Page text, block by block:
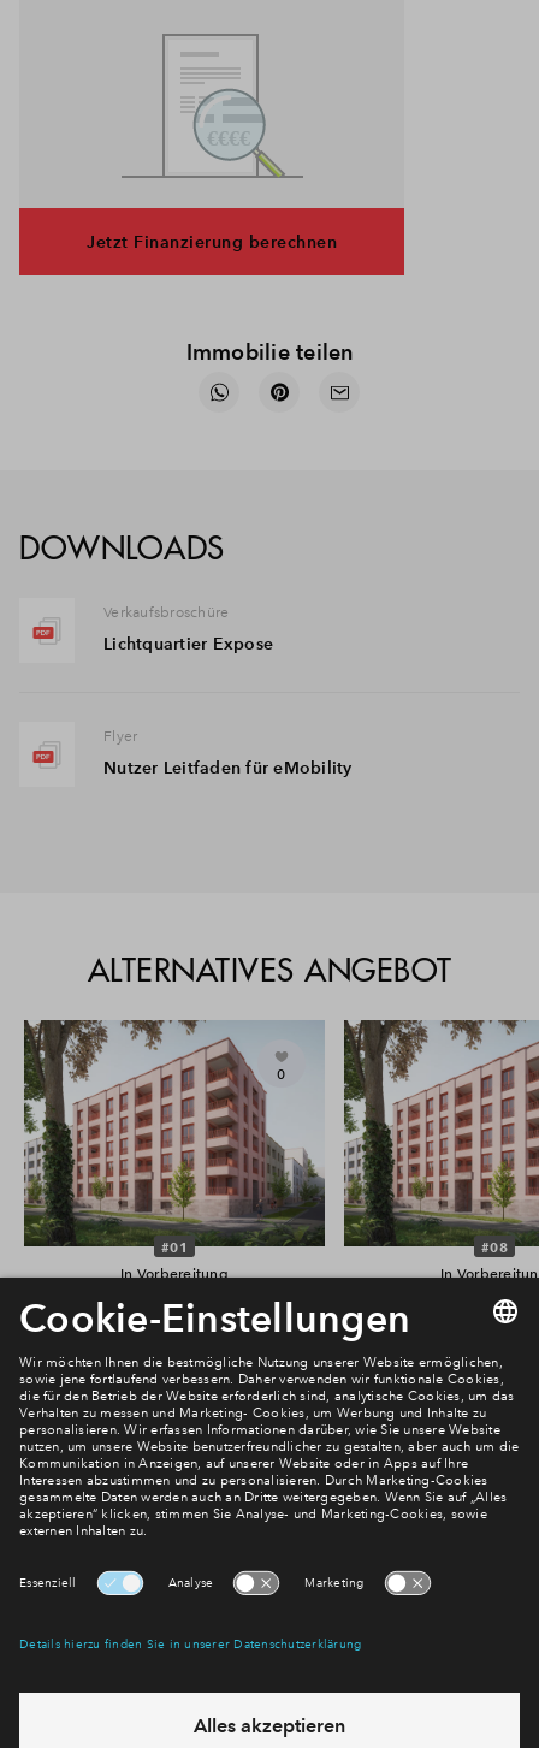
Jetzt Finanzierung berechnen
Immobilie teilen
DOWNLOADS
Verkaufsbroschüre
Lichtquartier Expose
Flyer
Nutzer Leitfaden für eMobility
ALTERNATIVES ANGEBOT
0
#01
In Vorbereitung
€ 575.000
Lichtquartier
#08
In
3-Zimmer-
€ 590.000
Lichtquartier
mehr! Wir halten Sie auf dem Laufenden – mit unserem
über den Stand dieses und weiterer Neubauprojekte.